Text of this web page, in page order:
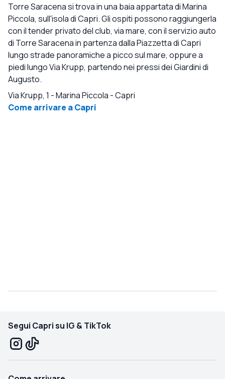
Torre Saracena si trova in una baia appartata di Marina
Piccola, sull'isola di Capri. Gli ospiti possono raggiungerla
con il tender privato del club, via mare, con il servizio auto
di Torre Saracena in partenza dalla Piazzetta di Capri
lungo strade panoramiche a picco sul mare, oppure a
piedi lungo Via Krupp, partendo nei pressi dei Giardini di
Augusto.
Via Krupp, 1 - Marina Piccola -Capri
Come arrivare a Capri
Segui Capri su IG & TikTok